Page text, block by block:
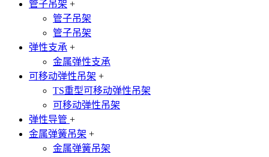
管子吊架 +
管子吊架
管子吊架
弹性支承 +
金属弹性支承
可移动弹性吊架 +
TS重型可移动弹性吊架
可移动弹性吊架
弹性导管 +
金属弹簧吊架 +
金属弹簧吊架